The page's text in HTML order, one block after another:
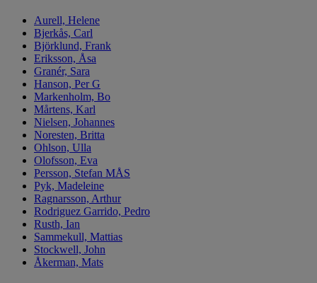
Aurell, Helene
Bjerkås, Carl
Björklund, Frank
Eriksson, Åsa
Granér, Sara
Hanson, Per G
Markenholm, Bo
Mårtens, Karl
Nielsen, Johannes
Noresten, Britta
Ohlson, Ulla
Olofsson, Eva
Persson, Stefan MÅS
Pyk, Madeleine
Ragnarsson, Arthur
Rodriguez Garrido, Pedro
Rusth, Ian
Sammekull, Mattias
Stockwell, John
Åkerman, Mats